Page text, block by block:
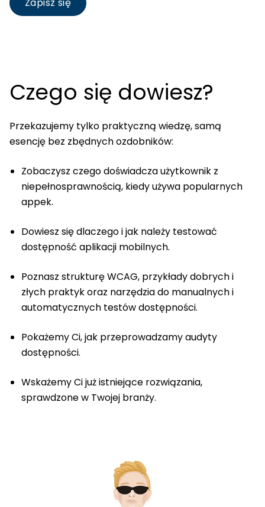
Czego się dowiesz?
Przekazujemy tylko praktyczną wiedzę, samą
esencję bez zbędnych ozdobników:
Zobaczysz czego doświadcza użytkownik z
niepełnosprawnością, kiedy używa popularnych
appek.
Dowiesz się dlaczego i jak należy testować
dostępność aplikacji mobilnych.
Poznasz strukturę WCAG, przykłady dobrych i
złych praktyk oraz narzędzia do manualnych i
automatycznych testów dostępności.
Pokażemy Ci, jak przeprowadzamy audyty
dostępności.
Wskażemy Ci już istniejące rozwiązania,
sprawdzone w Twojej branży.